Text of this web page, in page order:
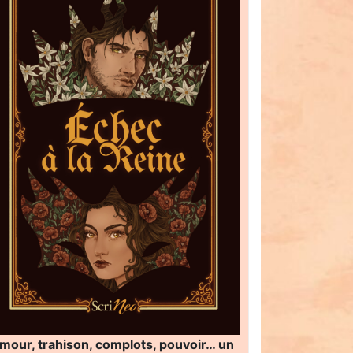
trahison, complots, pouvoir… un